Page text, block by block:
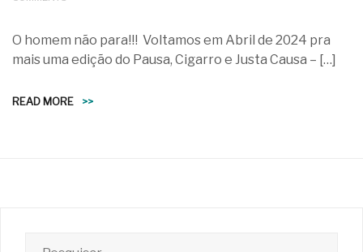
O homem não para!!! Voltamos em Abril de 2024 pra
mais uma edição do Pausa, Cigarro e Justa Causa – […]
READ MORE >>